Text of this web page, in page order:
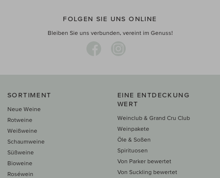
FOLGEN SIE UNS ONLINE
Bleiben Sie uns verbunden, vereint im Genuss!
SORTIMENT
Neue Weine
Rotweine
Weißweine
Schaumweine
Süßweine
Bioweine
Roséwein
EINE ENTDECKUNG
WERT
Weinclub & Grand Cru Club
Weinpakete
Öle & Soßen
Spirituosen
Von Parker bewertet
Von Suckling bewertet